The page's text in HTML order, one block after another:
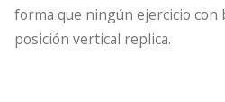
forma que ningún ejercicio con
posición vertical replica.